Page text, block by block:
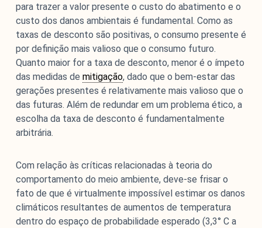
para trazer a valor presente o custo do abatimento e o
custo dos danos ambientais é fundamental. Como as
taxas de desconto são positivas, o consumo presente é
por definição mais valioso que o consumo futuro.
Quanto maior for a taxa de desconto, menor é o ímpeto
das medidas de mitigação, dado que o bem-estar das
gerações presentes é relativamente mais valioso que o
das futuras. Além de redundar em um problema ético, a
escolha da taxa de desconto é fundamentalmente
arbitrária.
Com relação às críticas relacionadas à teoria do
comportamento do meio ambiente, deve-se frisar o
fato de que é virtualmente impossível estimar os danos
climáticos resultantes de aumentos de temperatura
dentro do espaço de probabilidade esperado (3,3° C a